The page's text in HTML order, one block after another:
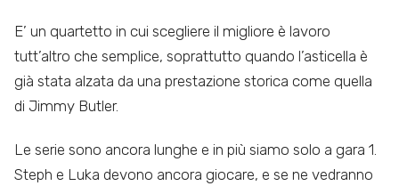
E’ un quartetto in cui scegliere il migliore è lavoro
tutt’altro che semplice, soprattutto quando l’asticella è
già stata alzata da una prestazione storica come quella
di Jimmy Butler.
Le serie sono ancora lunghe e in più siamo solo a gara 1.
Steph e Luka devono ancora giocare, e se ne vedranno